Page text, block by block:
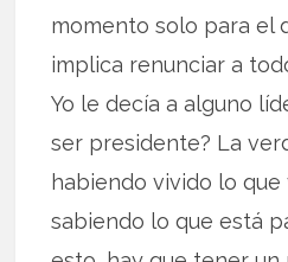
momento solo para el
implica renunciar a
Yo le decía a alguno
ser presidente? La
habiendo vivido lo que
sabiendo lo que está